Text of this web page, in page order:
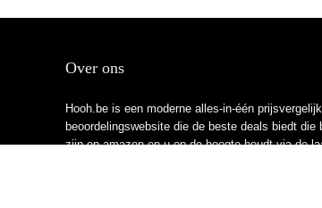
Over ons
Hooh.be is een moderne alles-in-één
beoordelingswebsite die de beste deals biedt die
zijn op amazon en u op de hoogte houdt via de